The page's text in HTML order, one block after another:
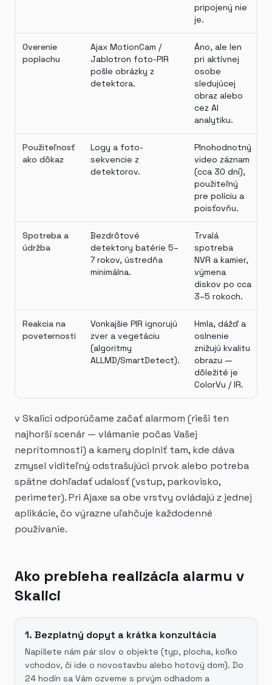
pripojený nie
je.
Overenie
poplachu
Ajax MotionCam /
Jablotron foto-PIR
pošle obrázky z
detektora.
Áno, ale len
pri aktívnej
osobe
sledujúcej
obraz alebo
cez AI
analytiku.
Použiteľnosť
ako dôkaz
Logy a foto-
sekvencie z
detektorov.
Plnohodnotný
video záznam
(cca 30 dní),
použiteľný
pre políciu a
poisťovňu.
Spotreba a
údržba
Bezdrôtové
detektory batérie 5–
7 rokov, ústredňa
minimálna.
Trvalá
spotreba
NVR a kamier,
výmena
diskov po cca
3–5 rokoch.
Reakcia na
poveternosti
Vonkajšie PIR ignorujú
zver a vegetáciu
(algoritmy
ALLMD/SmartDetect).
Hmla, dážď a
oslnenie
znižujú kvalitu
obrazu —
dôležité je
ColorVu / IR.
v Skalici odporúčame začať alarmom (rieši ten
najhorší scenár — vlámanie počas Vašej
neprítomnosti) a kamery doplniť tam, kde dáva
zmysel viditeľný odstrašujúci prvok alebo potreba
spätne dohľadať udalosť (vstup, parkovisko,
perimeter). Pri Ajaxe sa obe vrstvy ovládajú z jednej
aplikácie, čo výrazne uľahčuje každodenné
používanie.
Ako prebieha realizácia alarmu v
Skalici
1. Bezplatný dopyt a krátka konzultácia
Napíšete nám pár slov o objekte (typ, plocha, koľko
vchodov, či ide o novostavbu alebo hotový dom). Do
24 hodín sa Vám ozveme s prvým odhadom a